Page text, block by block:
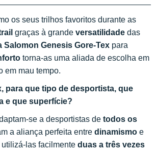
os seus trilhos favoritos durante as
graças à grande versatilidade das
Genesis Gore-Tex para
torna-as uma aliada de escolha em
em mau tempo.
para que tipo de desportista, que
e que superfície?
se a desportistas de todos os
a aliança perfeita entre dinamismo e
utilizá-las facilmente duas a três vezes